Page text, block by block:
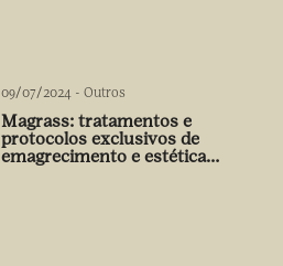
09/07/2024 - Outros
Magrass: tratamentos e
protocolos exclusivos de
emagrecimento e estética